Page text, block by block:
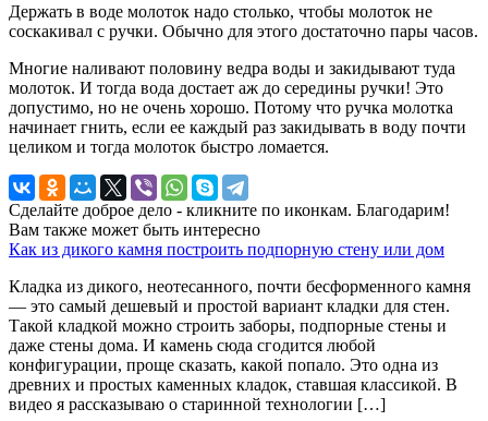
Держать в воде молоток надо столько, чтобы молоток не
соскакивал с ручки. Обычно для этого достаточно пары часов.
Многие наливают половину ведра воды и закидывают туда
молоток. И тогда вода достает аж до середины ручки! Это
допустимо, но не очень хорошо. Потому что ручка молотка
начинает гнить, если ее каждый раз закидывать в воду почти
целиком и тогда молоток быстро ломается.
Сделайте доброе дело - кликните по иконкам. Благодарим!
Вам также может быть интересно
Как из дикого камня построить подпорную стену или дом
Кладка из дикого, неотесанного, почти бесформенного камня
— это самый дешевый и простой вариант кладки для стен.
Такой кладкой можно строить заборы, подпорные стены и
даже стены дома. И камень сюда сгодится любой
конфигурации, проще сказать, какой попало. Это одна из
древних и простых каменных кладок, ставшая классикой. В
видео я рассказываю о старинной технологии […]